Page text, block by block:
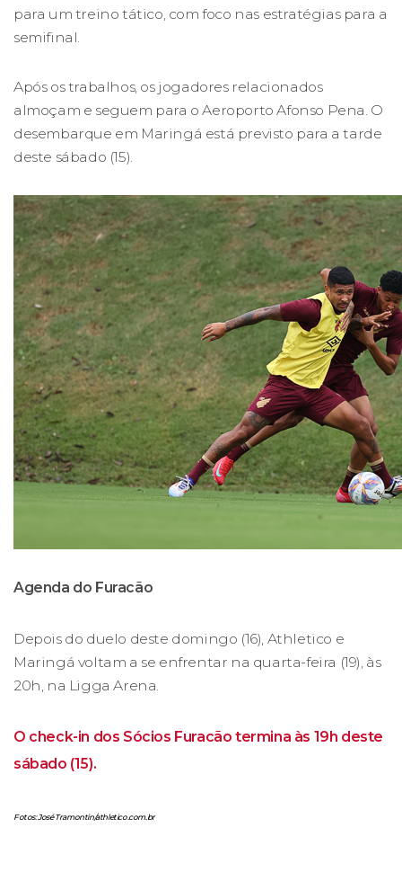
para um treino tático, com foco nas estratégias para a
semifinal.
Após os trabalhos, os jogadores relacionados
almoçam e seguem para o Aeroporto Afonso Pena. O
desembarque em Maringá está previsto para a tarde
deste sábado (15).
Agenda do Furacão
Depois do duelo deste domingo (16), Athletico e
Maringá voltam a se enfrentar na quarta-feira (19), às
20h, na Ligga Arena.
O check-in dos Sócios Furacão termina às 19h deste
sábado (15).
Fotos: José Tramontin/athletico.com.br